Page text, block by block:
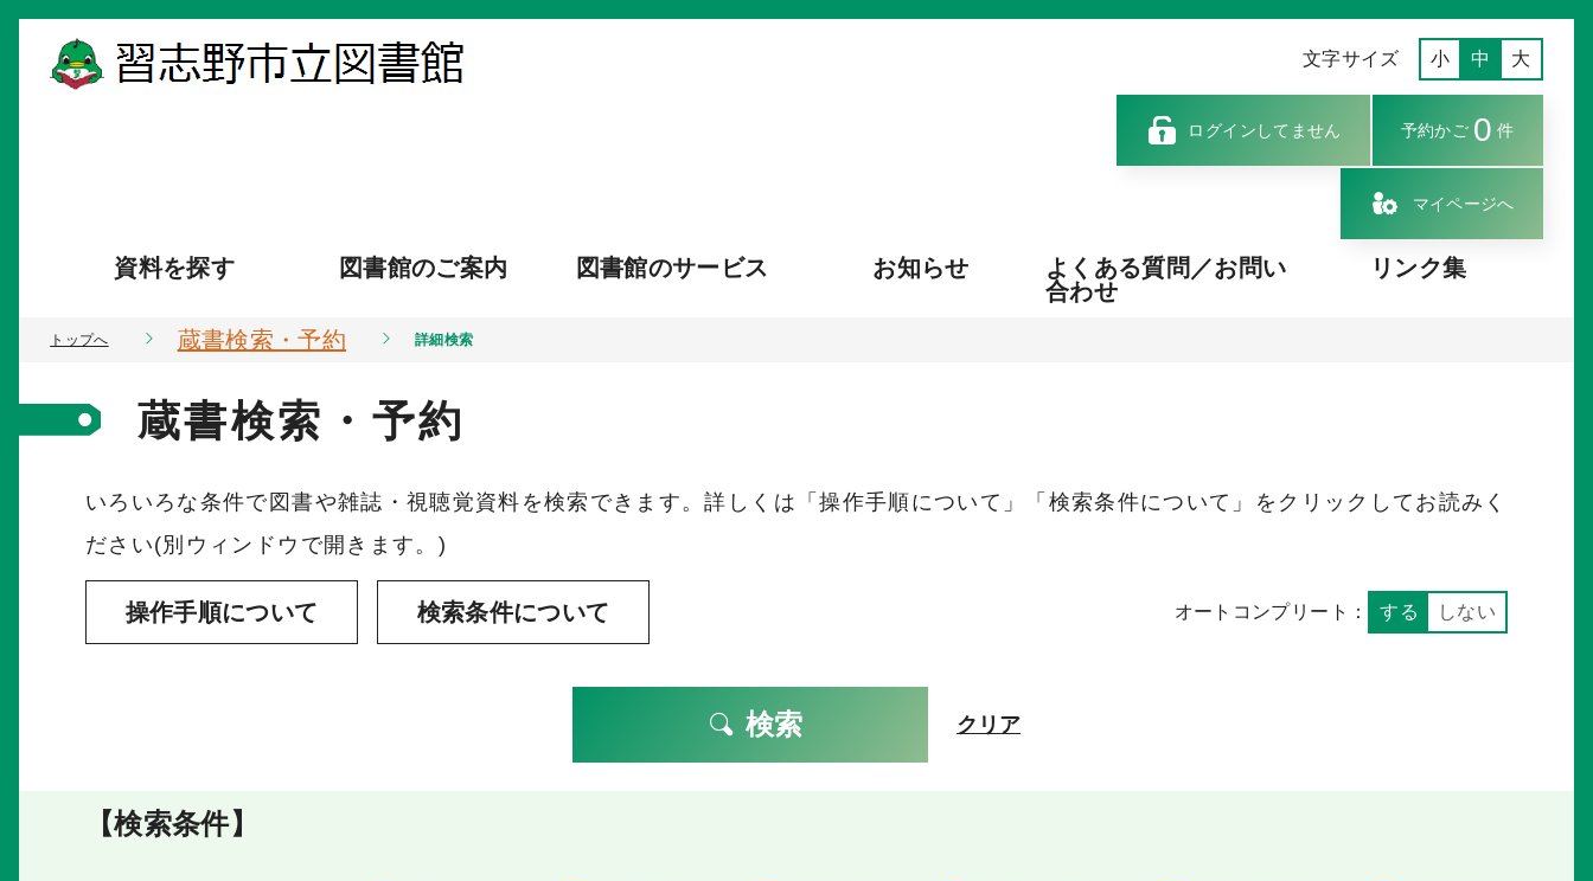
文字サイズ 小 中 大
ログインしてません 予約かご 0 件
マイページへ
資料を探す 図書館のご案内 図書館のサービス お知らせ
よくある質問／お問い
合わせ
リンク集
トップへ 蔵書検索・予約 詳細検索
蔵書検索・予約
いろいろな条件で図書や雑誌・視聴覚資料を検索できます。詳しくは「操作手順について」「検索条件について」をクリックしてお読みく
ださい(別ウィンドウで開きます。)
操作手順について 検索条件について オートコンプリート： する しない
検索 クリア
【検索条件】